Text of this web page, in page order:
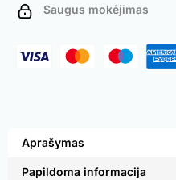
Saugus mokėjimas
Aprašymas
Papildoma informacija